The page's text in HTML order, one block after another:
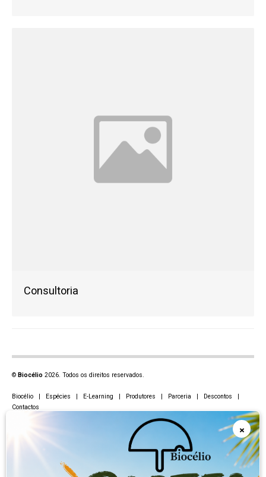
Consultoria
© Biocélio 2026. Todos os direitos reservados.
Biocélio | Espécies | E-Learning | Produtores | Parceria | Descontos |
Contactos
CEO Rodolfo Delgado
×